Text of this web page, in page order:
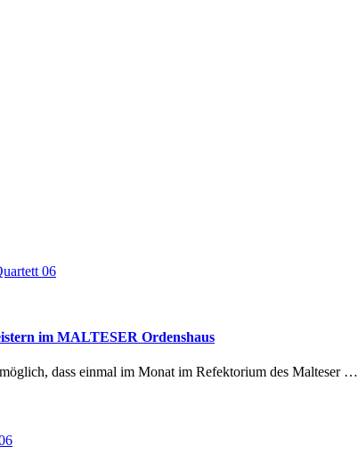
im MALTESER Ordenshaus
dass einmal im Monat im Refektorium des Malteser …